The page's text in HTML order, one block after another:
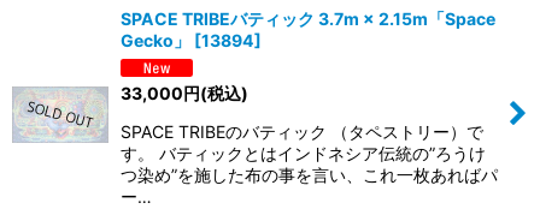
SPACE TRIBEバティック 3.7m × 2.15m「Space
Gecko」
[13894]
33,000円(税込)
SPACE TRIBEのバティック （タペストリー）で
す。 バティックとはインドネシア伝統の”ろうけ
つ染め”を施した布の事を言い、これ一枚あればパ
ー…